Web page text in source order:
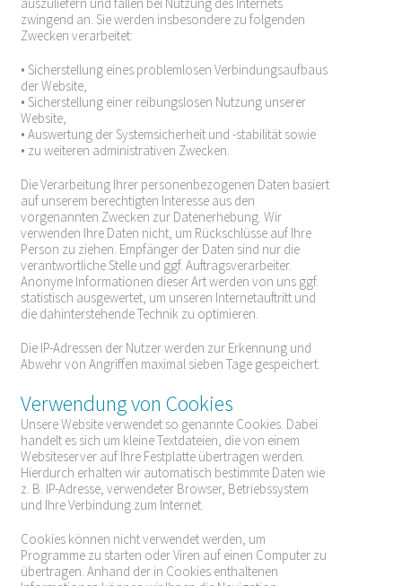
zwingend an. Sie werden insbesondere zu folgenden
Zwecken verarbeitet:
• Sicherstellung eines problemlosen Verbindungsaufbaus
der Website,
• Sicherstellung einer reibungslosen Nutzung unserer
Website,
• Auswertung der Systemsicherheit und -stabilität sowie
• zu weiteren administrativen Zwecken.
Die Verarbeitung Ihrer personenbezogenen Daten basiert
auf unserem berechtigten Interesse aus den
vorgenannten Zwecken zur Datenerhebung. Wir
verwenden Ihre Daten nicht, um Rückschlüsse auf Ihre
Person zu ziehen. Empfänger der Daten sind nur die
verantwortliche Stelle und ggf. Auftragsverarbeiter.
Anonyme Informationen dieser Art werden von uns ggf.
statistisch ausgewertet, um unseren Internetauftritt und
die dahinterstehende Technik zu optimieren.
Die IP-Adressen der Nutzer werden zur Erkennung und
Abwehr von Angriffen maximal sieben Tage gespeichert.
Verwendung von Cookies
Unsere Website verwendet so genannte Cookies. Dabei
handelt es sich um kleine Textdateien, die von einem
Websiteserver auf Ihre Festplatte übertragen werden.
Hierdurch erhalten wir automatisch bestimmte Daten wie
z. B. IP-Adresse, verwendeter Browser, Betriebssystem
und Ihre Verbindung zum Internet.
Cookies können nicht verwendet werden, um
Programme zu starten oder Viren auf einen Computer zu
übertragen. Anhand der in Cookies enthaltenen